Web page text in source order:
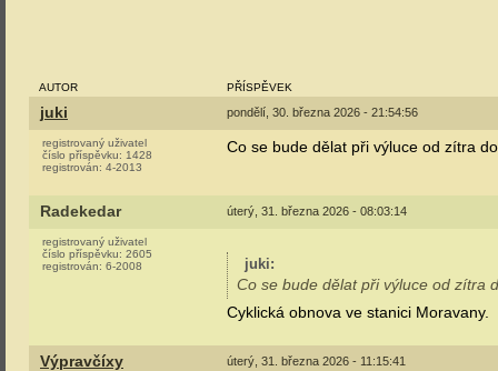
AUTOR PŘÍSPĚVEK
juki pondělí, 30. března 2026 - 21:54:56
registrovaný uživatel
číslo příspěvku: 1428
registrován: 4-2013
Co se bude dělat při výluce od zítra
Radekedar úterý, 31. března 2026 - 08:03:14
registrovaný uživatel
číslo příspěvku: 2605
registrován: 6-2008 juki:
Co se bude dělat při výluce od zítra
Cyklická obnova ve stanici Moravany.
Výpravčíxy úterý, 31. března 2026 - 11:15:41